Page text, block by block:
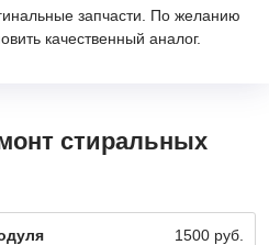
запчасти. По желанию
качественный аналог.
стиральных
1500 руб.